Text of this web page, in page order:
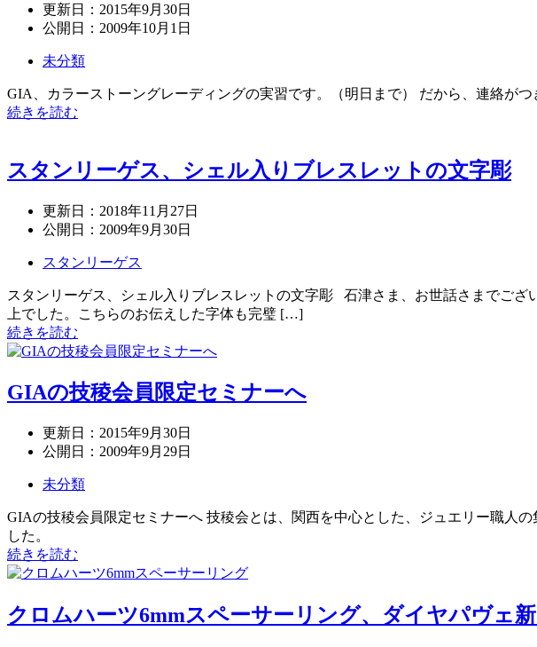
更新日： 2015年9月30日
公開日： 2009年10月1日
未分類
GIA、カラーストーングレーディングの実習です。（明日まで） だから、連絡が
続きを読む
スタンリーゲス、シェル入りブレスレットの文字彫
更新日： 2018年11月27日
公開日： 2009年9月30日
スタンリーゲス
スタンリーゲス、シェル入りブレスレットの文字彫 石津さま、お世話さまでご
上でした。こちらのお伝えした字体も完璧 […]
続きを読む
GIAの技稜会員限定セミナーへ
更新日： 2015年9月30日
公開日： 2009年9月29日
未分類
GIAの技稜会員限定セミナーへ 技稜会とは、関西を中心とした、ジュエリー職人
した。
続きを読む
クロムハーツ6mmスペーサーリング、ダイヤパヴェ